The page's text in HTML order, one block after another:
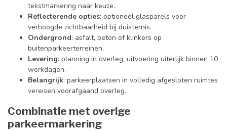
tekstmarkering naar keuze.
Reflecterende opties: optioneel glasparels voor
verhoogde zichtbaarheid bij duisternis.
Ondergrond: asfalt, beton of klinkers op
buitenparkeerterreinen.
Levering: planning in overleg, uitvoering uiterlijk binnen 10
werkdagen.
Belangrijk: parkeerplaatsen in volledig afgesloten ruimtes
vereisen voorafgaand overleg.
Combinatie met overige
parkeermarkering